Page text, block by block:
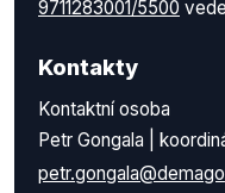
9711283001/5500
Kontakty
Kontaktní osoba
Petr Gongala |